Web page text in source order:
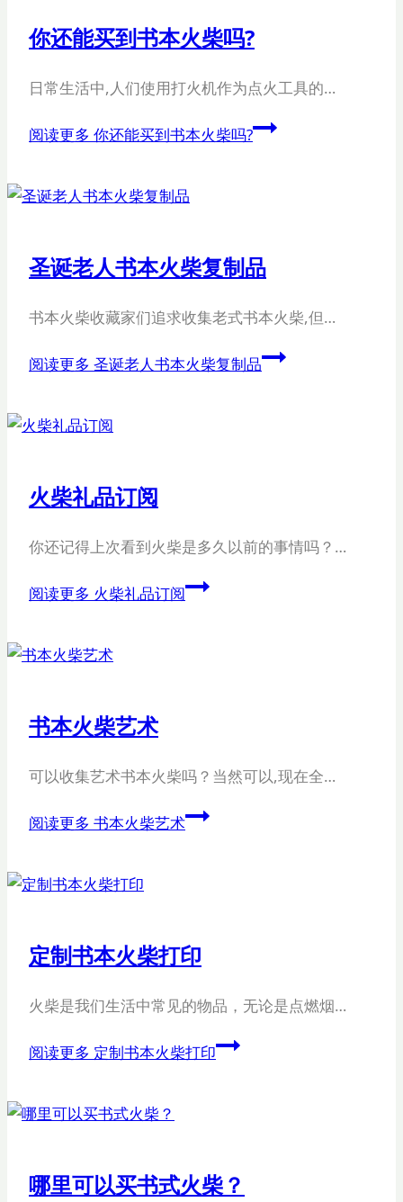
你还能买到书本火柴吗?
日常生活中,人们使用打火机作为点火工具的…
阅读更多 你还能买到书本火柴吗?
圣诞老人书本火柴复制品
书本火柴收藏家们追求收集老式书本火柴,但…
阅读更多 圣诞老人书本火柴复制品
火柴礼品订阅
你还记得上次看到火柴是多久以前的事情吗？…
阅读更多 火柴礼品订阅
书本火柴艺术
可以收集艺术书本火柴吗？当然可以,现在全…
阅读更多 书本火柴艺术
定制书本火柴打印
火柴是我们生活中常见的物品，无论是点燃烟…
阅读更多 定制书本火柴打印
哪里可以买书式火柴？